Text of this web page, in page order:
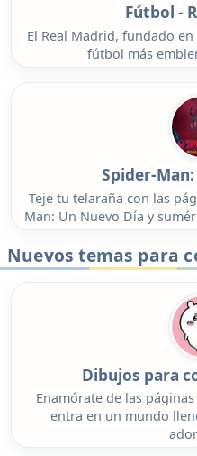
Fútbol -
El Real Madrid, fundado
fútbol más
Spider-
Teje tu telaraña con las
Man: Un Nuevo Día y
Nuevos temas para
Dibujos para
Enamórate de las
entra en un mundo